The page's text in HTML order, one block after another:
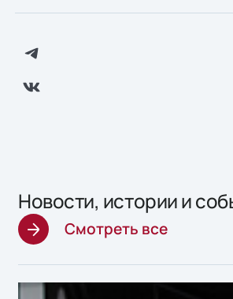
Новости, истории и
Смотреть все